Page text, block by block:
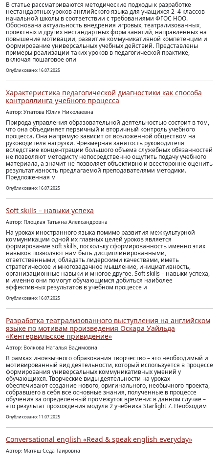
В статье рассматриваются методические подходы к разработке
нестандартных уроков английского языка для учащихся 2–4 классов
начальной школы в соответствии с требованиями ФГОС НОО.
Обоснована актуальность внедрения игровых, театрализованных,
проектных и других нестандартных форм занятий, направленных на
повышение мотивации, развитие коммуникативной компетенции и
формирование универсальных учебных действий. Представлены
примеры реализации таких уроков в педагогической практике,
включая пошаговое опи
Опубликовано: 16.07.2025
Характеристика педагогической диагностики как способа
контроллинга учебного процесса
Автор: Упатова Юлия Николаевна
Природа управления образовательной деятельностью состоит в том,
что она объединяет первичный и вторичный контроль учебного
процесса. Она напрямую зависит от возложенной обществом на
руководителя нагрузки. Чрезмерная занятость руководителя
вследствие концентрации большого объема служебных обязанностей
не позволяют методисту непосредственно ощутить подачу учебного
материала, а значит не позволяет объективно и всесторонне оценить
результативность предлагаемой преподавателями методики.
Предложенная м
Опубликовано: 16.07.2025
Soft skills – навыки успеха
Автор: Плоцкая Татьяна Александровна
На уроках иностранного языка помимо развития межкультурной
коммуникации одной их главных целей уроков является
формирование soft skills, поскольку сформированность именно этих
навыков позволяют нам быть дисциплинированными,
ответственными, обладать лидерскими качествами, иметь
стратегическое и многозадачное мышление, инициативность,
организационные навыки и многое другое. Soft skills – навыки успеха,
и именно они помогут обучающимся добиться наиболее
эффективных результатов в учебном процессе и
Опубликовано: 16.07.2025
Разработка театрализованного выступления на английском
языке по мотивам произведения Оскара Уайльда
«Кентервильское привидение»
Автор: Волкова Наталья Вадимовна
В рамках иноязычного образования творчество – это необходимый и
мотивированный вид деятельности, который используется в процессе
формирования универсальных коммуникативных умений у
обучающихся. Творческие виды деятельности на уроках
обеспечивают создание нового, оригинального, необычного проекта,
собравшего в себя все основные знания, полученные в процессе
обучения за определенный промежуток времени: в данном случае –
это результат прохождения модуля 2 учебника Starlight 7. Необходим
Опубликовано: 11.07.2025
Conversational english «Read & speak english everyday»
Автор: Матяш Седа Таировна